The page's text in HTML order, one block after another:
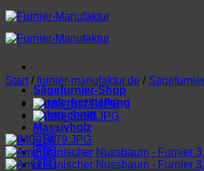
Zum
Inhalt
springen
Sägefurnier-Shop
Furnierherstellung
Lohnschnitt
Massivholz
🇬🇧
🇫🇷
🇮🇹
Start / furnier-manufaktur.de /